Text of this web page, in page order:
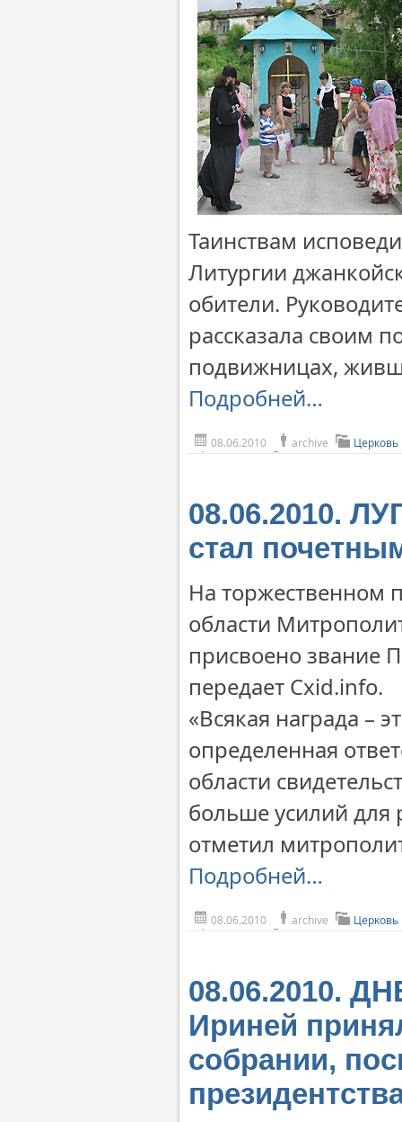
Таинствам
Литургии
обители.
рассказала своим
подвижницах,
Подробней…
08.06.2010 archive
08.06.2010.
стал
На торжественном
области
присвоено звание
передает Сxid.info.
«Всякая награда –
определенная
области
больше усилий для
отметил
Подробней…
08.06.2010 archive Церковь
08.06.2010.
Ириней
собрании,